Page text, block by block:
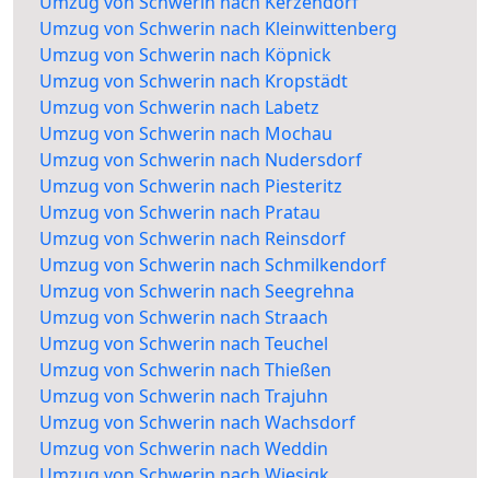
Umzug von Schwerin nach Kleinwittenberg
Umzug von Schwerin nach Köpnick
Umzug von Schwerin nach Kropstädt
Umzug von Schwerin nach Labetz
Umzug von Schwerin nach Mochau
Umzug von Schwerin nach Nudersdorf
Umzug von Schwerin nach Piesteritz
Umzug von Schwerin nach Pratau
Umzug von Schwerin nach Reinsdorf
Umzug von Schwerin nach Schmilkendorf
Umzug von Schwerin nach Seegrehna
Umzug von Schwerin nach Straach
Umzug von Schwerin nach Teuchel
Umzug von Schwerin nach Thießen
Umzug von Schwerin nach Trajuhn
Umzug von Schwerin nach Wachsdorf
Umzug von Schwerin nach Weddin